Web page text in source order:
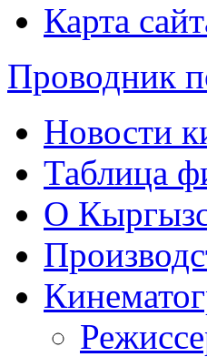
Карта
Проводник
Новости
Таблица
О